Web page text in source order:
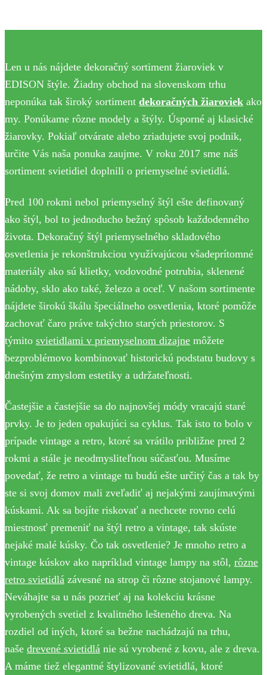
Len u nás nájdete dekoračný sortiment žiaroviek v
EDISON štýle. Žiadny obchod na slovenskom trhu
neponúka tak široký sortiment dekoračných žiaroviek ako
my. Ponúkame rôzne modely a štýly. Úsporné aj klasické
žiarovky. Pokiaľ otvárate alebo zriadujete svoj podnik,
určite Vás naša ponuka zaujme. V roku 2017 sme náš
sortiment svietidiel doplnili o priemyselné svietidlá.
Pred 100 rokmi nebol priemyselný štýl ešte definovaný
ako štýl, bol to jednoducho bežný spôsob každodenného
života. Dekoračný štýl priemyselného skladového
osvetlenia je rekonštrukciou využívajúcou všadeprítomné
materiály ako sú klietky, vodovodné potrubia, sklenené
nádoby, sklo ako také, železo a oceľ. V našom sortimente
nájdete širokú škálu špeciálneho osvetlenia, ktoré pomôže
zachovať čaro práve takýchto starých priestorov. S
týmito svietidlami v priemyselnom dizajne môžete
bezproblémovo kombinovať historickú podstatu budovy s
dnešným zmyslom estetiky a udržateľnosti.
Častejšie a častejšie sa do najnovšej módy vracajú staré
prvky. Je to jeden opakujúci sa cyklus. Tak isto to bolo v
prípade vintage a retro, ktoré sa vrátilo približne pred 2
rokmi a stále je neodmysliteľnou súčasťou. Musíme
povedať, že retro a vintage tu budú ešte určitý čas a tak by
ste si svoj domov mali zveľadiť aj nejakými zaujímavými
kúskami. Ak sa bojíte riskovať a nechcete rovno celú
miestnosť premeniť na štýl retro a vintage, tak skúste
nejaké malé kúsky. Čo tak osvetlenie? Je mnoho retro a
vintage kúskov ako napríklad vintage lampy na stôl, rôzne
retro svietidlá závesné na strop či rôzne stojanové lampy.
Neváhajte sa u nás pozrieť aj na kolekciu krásne
vyrobených svetiel z kvalitného lešteného dreva. Na
rozdiel od iných, ktoré sa bežne nachádzajú na trhu,
naše drevené svietidlá nie sú vyrobené z kovu, ale z dreva.
A máme tiež elegantné štylizované svietidlá, ktoré